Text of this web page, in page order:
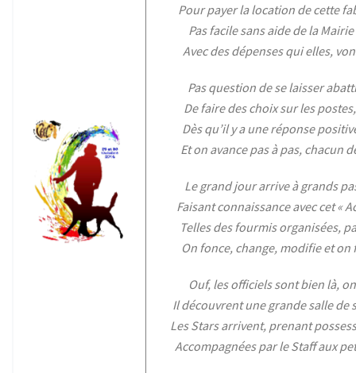
Pour payer la location de cette
Pas facile sans aide de la
Avec des dépenses qui elles,
Pas question de se laisser
De faire des choix sur les
Dès qu’il y a une réponse
Et on avance pas à pas, chacun
Le grand jour arrive à grands
Faisant connaissance avec cet «
Telles des fourmis organisées,
On fonce, change, modifie et
Ouf, les officiels sont bien là,
Il découvrent une grande salle de
Les Stars arrivent, prenant
Accompagnées par le Staff aux